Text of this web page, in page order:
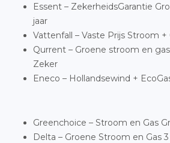
Essent – ZekerheidsGarantie
jaar
Vattenfall – Vaste Prijs Stroom +
Qurrent – Groene stroom en
Zeker
Eneco – Hollandsewind +
Greenchoice – Stroom en Gas
Delta – Groene Stroom en Gas